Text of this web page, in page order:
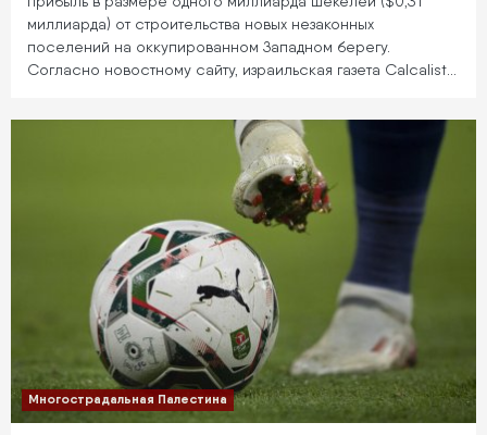
миллиарда) от строительства новых незаконных
поселений на оккупированном Западном берегу.
Согласно новостному сайту, израильская газета Calcalist…
Многострадальная Палестина